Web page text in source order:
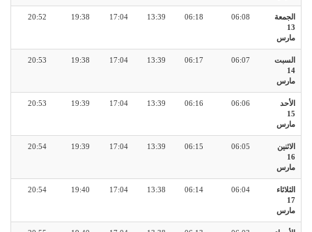
الجمعة
13
مارس
06:08
06:18
13:39
17:04
19:38
20:52
السبت
14
مارس
06:07
06:17
13:39
17:04
19:38
20:53
الأحد
15
مارس
06:06
06:16
13:39
17:04
19:39
20:53
الاثنين
16
مارس
06:05
06:15
13:39
17:04
19:39
20:54
الثلاثاء
17
مارس
06:04
06:14
13:38
17:04
19:40
20:54